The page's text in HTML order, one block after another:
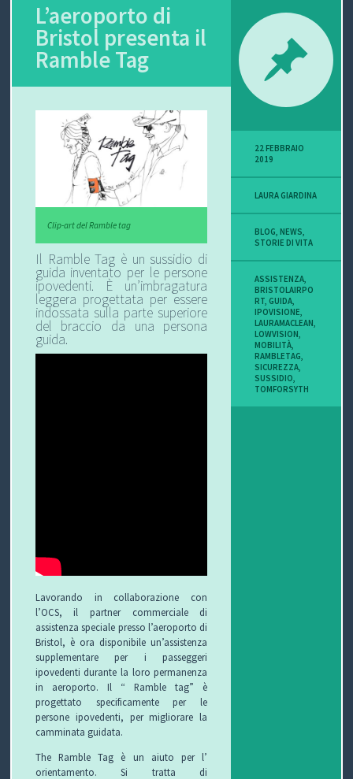
L’aeroporto di
Bristol presenta il
Ramble Tag
Clip-art del Ramble tag
Il Ramble Tag è un sussidio di
guida inventato per le persone
ipovedenti. È un’imbragatura
leggera progettata per essere
indossata sulla parte superiore
del braccio da una persona
guida.
Lavorando in collaborazione con
l’OCS, il partner commerciale di
assistenza speciale presso l’aeroporto di
Bristol, è ora disponibile un’assistenza
supplementare per i passeggeri
ipovedenti durante la loro permanenza
in aeroporto. Il “ Ramble tag” è
progettato specificamente per le
persone ipovedenti, per migliorare la
camminata guidata.
The Ramble Tag è un aiuto per l’
orientamento. Si tratta di
22 FEBBRAIO
2019
LAURA GIARDINA
BLOG,NEWS,
STORIE DI VITA
ASSISTENZA,
BRISTOLAIRPO
RT, GUIDA,
IPOVISIONE,
LAURAMACLEAN,
LOWVISION,
MOBILITÀ,
RAMBLETAG,
SICUREZZA,
SUSSIDIO,
TOMFORSYTH